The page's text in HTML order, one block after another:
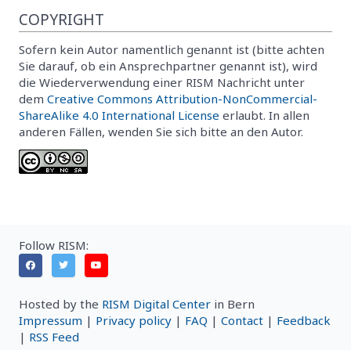
COPYRIGHT
Sofern kein Autor namentlich genannt ist (bitte achten
Sie darauf, ob ein Ansprechpartner genannt ist), wird
die Wiederverwendung einer RISM Nachricht unter
dem Creative Commons Attribution-NonCommercial-
ShareAlike 4.0 International License erlaubt. In allen
anderen Fällen, wenden Sie sich bitte an den Autor.
Follow RISM:
Hosted by the RISM Digital Center in Bern
Impressum | Privacy policy | FAQ | Contact | Feedback
| RSS Feed